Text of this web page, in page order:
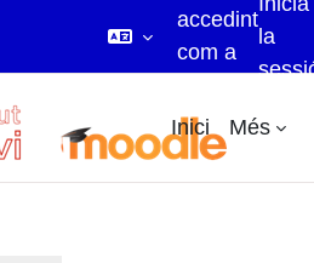
accedint
com a
la
Inici Més